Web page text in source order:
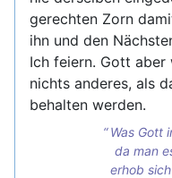
gerechten Zorn
ihn und den
Ich feiern. Gott aber
nichts anderes, als
behalten werden.
Was Gott
da man
erhob